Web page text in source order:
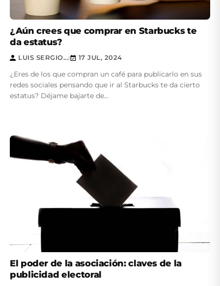
¿Aún crees que comprar en Starbucks te
da estatus?
LUIS SERGIO...| 17 JUL, 2024
¿Eres de los que compran un café para publicarlo en sus
redes sociales pensando que ir al Starbucks te da cierto
estatus? Déjame bajarte de...
El poder de la asociación: claves de la
publicidad electoral